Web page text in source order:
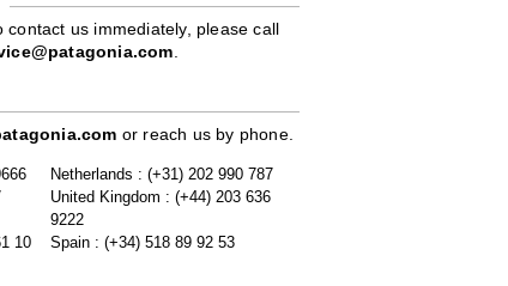
us immediately, please call
.
or reach us by phone.
10
Netherlands : (+31) 202 990 787
United Kingdom : (+44) 203 636
9222
Spain : (+34) 518 89 92 53